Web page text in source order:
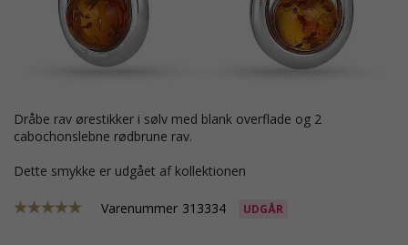
dråbe rav ørestikker i sølv med blank overflade og 2
cabochonslebne rødbrune rav.
Dette smykke er udgået af kollektionen
Varenummer 313334 UDGÅR